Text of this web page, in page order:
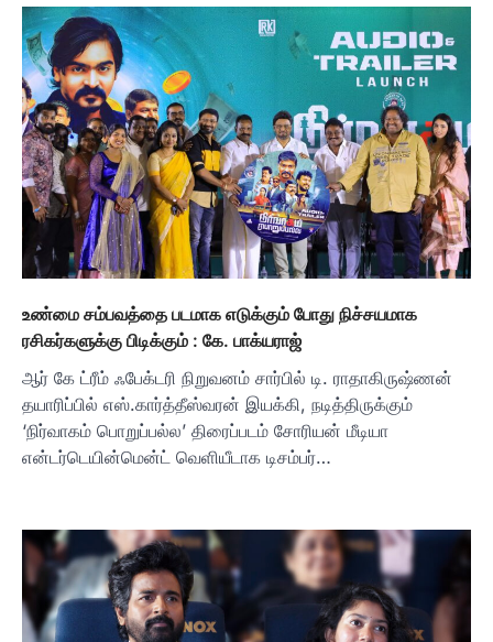
உண்மை சம்பவத்தை படமாக எடுக்கும் போது நிச்சயமாக
ரசிகர்களுக்கு பிடிக்கும் : கே. பாக்யராஜ்
ஆர் கே ட்ரீம் ஃபேக்டரி நிறுவனம் சார்பில் டி. ராதாகிருஷ்ணன்
தயாரிப்பில் எஸ்.கார்த்தீஸ்வரன் இயக்கி, நடித்திருக்கும்
‘நிர்வாகம் பொறுப்பல்ல’ திரைப்படம் சோரியன் மீடியா
என்டர்டெயின்மென்ட் வெளியீடாக டிசம்பர்…